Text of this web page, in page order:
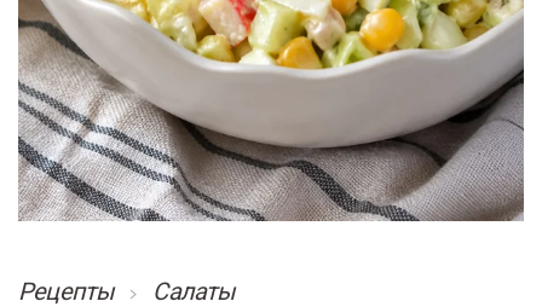
Рецепты Салаты